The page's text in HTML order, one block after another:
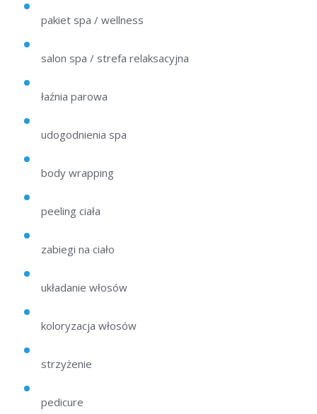
pakiet spa / wellness
salon spa / strefa relaksacyjna
łaźnia parowa
udogodnienia spa
body wrapping
peeling ciała
zabiegi na ciało
układanie włosów
koloryzacja włosów
strzyżenie
pedicure